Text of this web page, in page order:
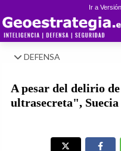
Ir a
DEFENSA
A pesar del delirio
ultrasecreta",